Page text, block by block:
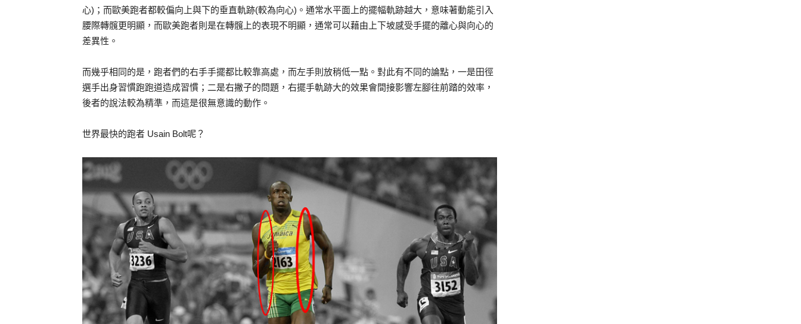
心)；而歐美跑者都較偏向上與下的垂直軌跡(較為向心)。通常水平面上的擺幅軌跡越大，意味著動能引入
腰際轉髖更明顯，而歐美跑者則是在轉髖上的表現不明顯，通常可以藉由上下坡感受手擺的離心與向心的
差異性。
而幾乎相同的是，跑者們的右手手擺都比較靠高處，而左手則放稍低一點。對此有不同的論點，一是田徑
選手出身習慣跑跑道造成習慣；二是右撇子的問題，右擺手軌跡大的效果會間接影響左腳往前踏的效率，
後者的說法較為精準，而這是很無意識的動作。
世界最快的跑者 Usain Bolt呢？